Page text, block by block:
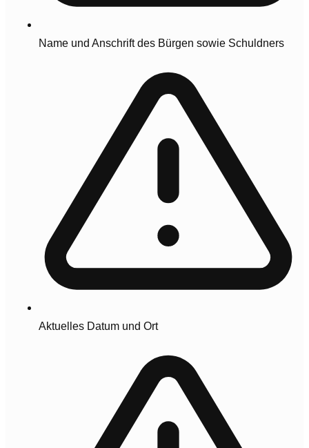
Name und Anschrift des Bürgen sowie Schuldners
Aktuelles Datum und Ort